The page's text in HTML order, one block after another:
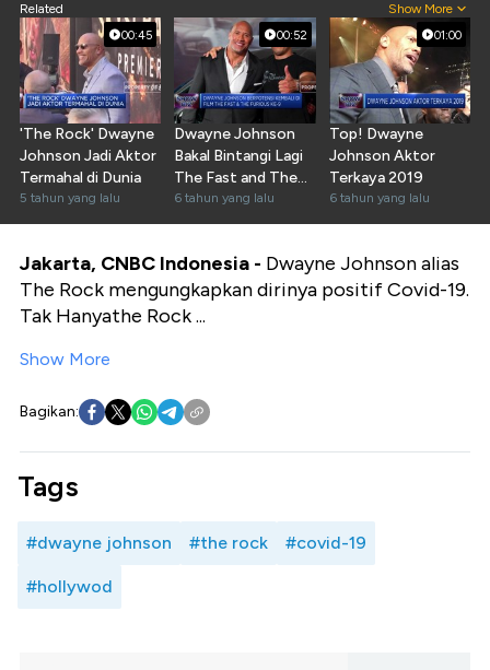
Related Show More
00:45
'The Rock' Dwayne
Johnson Jadi Aktor
Termahal di Dunia
5 tahun yang lalu
00:52
Dwayne Johnson
Bakal Bintangi Lagi
The Fast and The
Furious?
6 tahun yang lalu
01:00
Top! Dwayne
Johnson Aktor
Terkaya 2019
6 tahun yang lalu
Jakarta, CNBC Indonesia - Dwayne Johnson alias
The Rock mengungkapkan dirinya positif Covid-19.
Tak Hanyathe Rock ...
Show More
Bagikan:
Tags
#dwayne johnson #the rock #covid-19
#hollywod